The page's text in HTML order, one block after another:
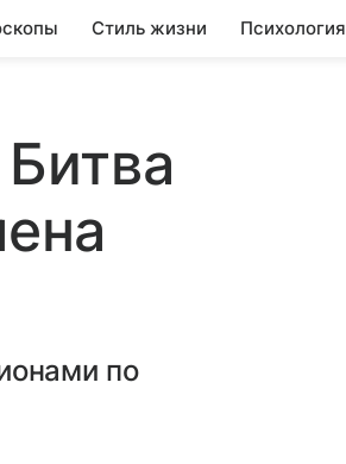
Стиль жизни Психология
по